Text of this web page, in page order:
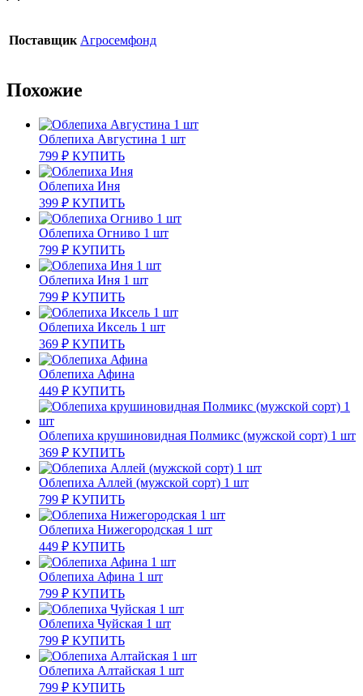
Поставщик Агросемфонд
Похожие
Облепиха Августина 1 шт
799 ₽ КУПИТЬ
Облепиха Иня
399 ₽ КУПИТЬ
Облепиха Огниво 1 шт
799 ₽ КУПИТЬ
Облепиха Иня 1 шт
799 ₽ КУПИТЬ
Облепиха Иксель 1 шт
369 ₽ КУПИТЬ
Облепиха Афина
449 ₽ КУПИТЬ
Облепиха крушиновидная Полмикс (мужской сорт) 1 шт
369 ₽ КУПИТЬ
Облепиха Аллей (мужской сорт) 1 шт
799 ₽ КУПИТЬ
Облепиха Нижегородская 1 шт
449 ₽ КУПИТЬ
Облепиха Афина 1 шт
799 ₽ КУПИТЬ
Облепиха Чуйская 1 шт
799 ₽ КУПИТЬ
Облепиха Алтайская 1 шт
799 ₽ КУПИТЬ